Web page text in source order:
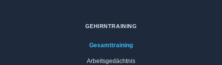
GEHIRNTRAINING
Gesamttraining
Arbeitsgedächtnis